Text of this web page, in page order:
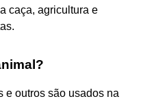
caça, agricultura e
e outros são usados na